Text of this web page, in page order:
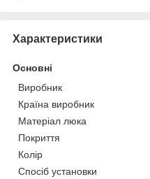
Характеристики
Основні
Виробник
Країна виробник
Матеріал люка
Покриття
Колір
Спосіб установки